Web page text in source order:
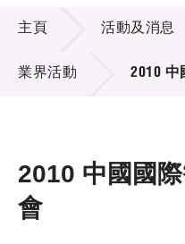
技術商品化
項目及資助計劃
活動及消息
活動及消息
主頁 活動及消息
業界活動 2010 中
2010 中國國
會